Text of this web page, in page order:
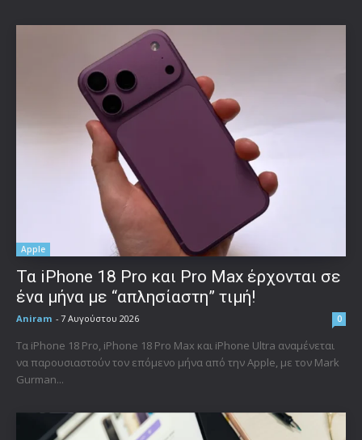
Apple
Τα iPhone 18 Pro και Pro Max έρχονται σε
ένα μήνα με “απλησίαστη” τιμή!
Aniram - 7 Αυγούστου 2026 0
Τα iPhone 18 Pro, iPhone 18 Pro Max και iPhone Ultra αναμένεται
να παρουσιαστούν τον επόμενο μήνα από την Apple, με τον Mark
Gurman...